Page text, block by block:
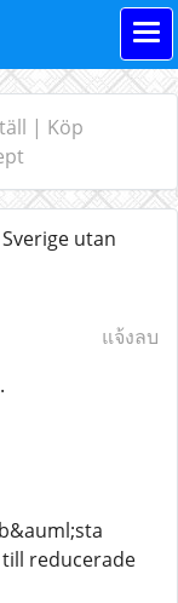
| Köp
utan
แจ้งลบ
reducerade